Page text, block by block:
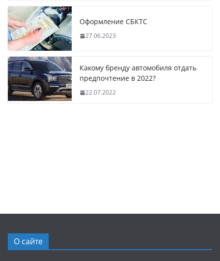
Оформление СБКТС
27.06.2023
Какому бренду автомобиля отдать
предпочтение в 2022?
22.07.2022
О сайте